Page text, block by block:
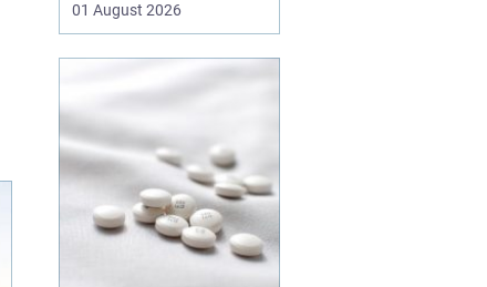
om at trække sig tilbage.
strategisk skridt for at
investeringer. Uanset
årsagen er...
01 August 2026